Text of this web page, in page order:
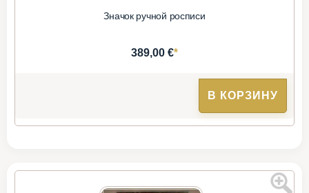
Значок ручной росписи
389,00 €*
В КОРЗИНУ